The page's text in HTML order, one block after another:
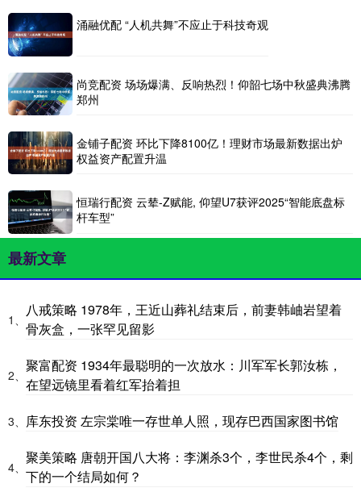
涌融优配 “人机共舞”不应止于科技奇观
尚竞配资 场场爆满、反响热烈！仰韶七场中秋盛典沸腾
郑州
金铺子配资 环比下降8100亿！理财市场最新数据出炉
权益资产配置升温
恒瑞行配资 云辇-Z赋能, 仰望U7获评2025“智能底盘标
杆车型”
最新文章
1、
八戒策略 1978年，王近山葬礼结束后，前妻韩岫岩望着
骨灰盒，一张罕见留影
2、
聚富配资 1934年最聪明的一次放水：川军军长郭汝栋，
在望远镜里看着红军抬着担
3、 库东投资 左宗棠唯一存世单人照，现存巴西国家图书馆
4、
聚美策略 唐朝开国八大将：李渊杀3个，李世民杀4个，剩
下的一个结局如何？